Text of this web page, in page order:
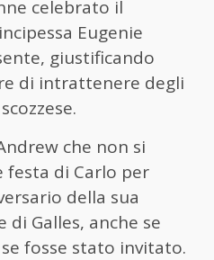
celebrato il
Eugenie
giustificando
di intrattenere degli
che non si
festa di Carlo per
della sua
Galles, anche se
fosse stato invitato.